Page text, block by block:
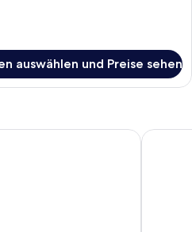
auswählen und Preise sehen
Hotel